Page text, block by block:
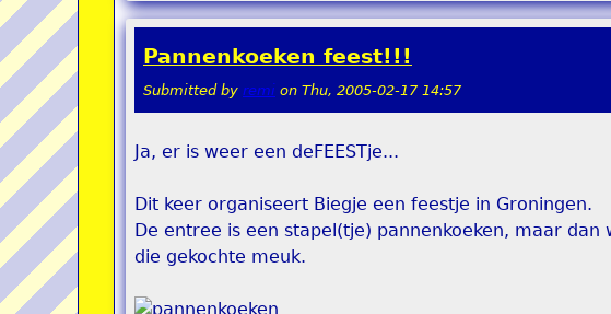
Pannenkoeken feest!!!
Submitted by remi on Thu, 2005-02-17 14:57
Ja, er is weer een deFEESTje...
Dit keer organiseert Biegje een feestje in Groningen.
De entree is een stapel(tje) pannenkoeken, maar
die gekochte meuk.